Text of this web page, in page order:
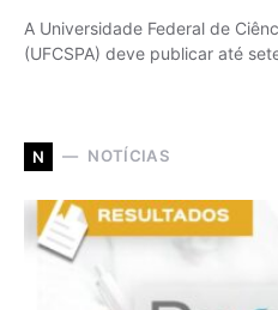
A Universidade Federal de
(UFCSPA) deve publicar até
N NOTÍCIAS